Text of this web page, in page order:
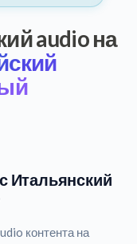
audio на
Итальянский
контента на